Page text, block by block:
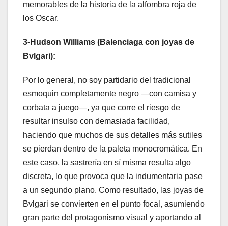
memorables de la historia de la alfombra roja de
los Oscar.
3-Hudson Williams (Balenciaga con joyas de
Bvlgari):
Por lo general, no soy partidario del tradicional
esmoquin completamente negro —con camisa y
corbata a juego—, ya que corre el riesgo de
resultar insulso con demasiada facilidad,
haciendo que muchos de sus detalles más sutiles
se pierdan dentro de la paleta monocromática. En
este caso, la sastrería en sí misma resulta algo
discreta, lo que provoca que la indumentaria pase
a un segundo plano. Como resultado, las joyas de
Bvlgari se convierten en el punto focal, asumiendo
gran parte del protagonismo visual y aportando al